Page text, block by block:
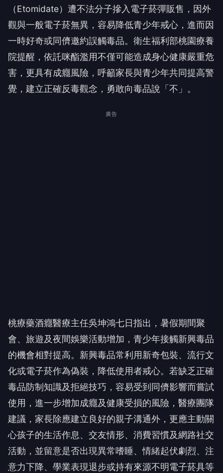
（Etomidate）遭不法分子摻入電子菸彈販售，因外
觀與一般電子菸無異，容易降低青少年戒心，進而因
一時好奇或同儕邀約誤觸毒品。衛生福利部桃園療養
院提醒，依託咪酯濫用不僅可能造成身心健康嚴重危
害，更具有成癮風險，呼籲家長與青少年共同提高警
覺，建立正確反毒觀念，勇敢向毒品說「不」。
廣告
桃療藥酒癮醫療主任吳坤鴻七日指出，暑假期間聚
會、旅遊及夜間娛樂活動增加，青少年接觸新興毒品
的機會相對提高。新興毒品常利用新奇包裝、流行文
化或電子菸作為偽裝，降低使用者戒心。若缺乏正確
毒品防制知識及拒絕技巧，容易受到同儕影響而嘗試
使用，進一步增加成癮及健康受損的風險，醫療團隊
建議，家長除應建立良好的親子溝通外，更應主動關
心孩子的生活作息、交友情形、消費習慣及網路社交
活動，並留意是否出現異常嗜睡、情緒起伏劇烈、注
意力下降、學業表現退步或持有來源不明電子菸具等